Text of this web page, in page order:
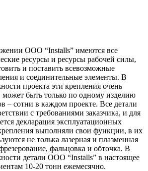
ООО “Installs” имеются все
ресурсы и ресурсы рабочей силы,
и поставить всевозможные
и соединительные элементы. В
проекта эти крепления очень
быть только по одному изделию
– сотни в каждом проекте. Все детали
с требованиями заказчика, и для
декларация эксплуатационных
выполняли свои функции, в их
не толька лазерная и плазменная
фальцовка и обточка. В
детали ООО “Installs” в настоящее
10-20 тонн ежемесячно.